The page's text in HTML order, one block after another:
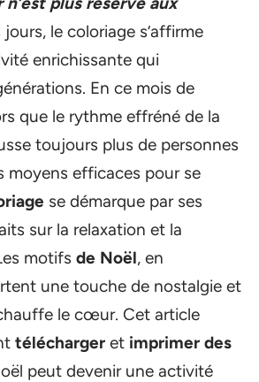
jours, le coloriage s’affirme
enrichissante qui
En ce mois de
que le rythme effréné de la
toujours plus de personnes
moyens efficaces pour se
se démarque par ses
sur la relaxation et la
motifs de Noël, en
une touche de nostalgie et
le cœur. Cet article
télécharger et imprimer des
peut devenir une activité